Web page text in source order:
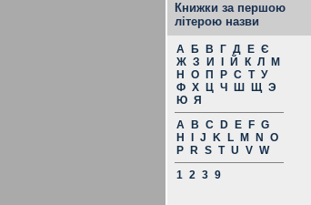
Книжки за першою
літерою назви
А Б В Г Д Е Є
Ж З И Й К Л
М
Н
О П Р С Т У
Ф Х Ц Ч Ш Щ Э
Ю Я
A
B C D E F G
H
J K L M N
O
P
R S T U V W
1 2 3 9